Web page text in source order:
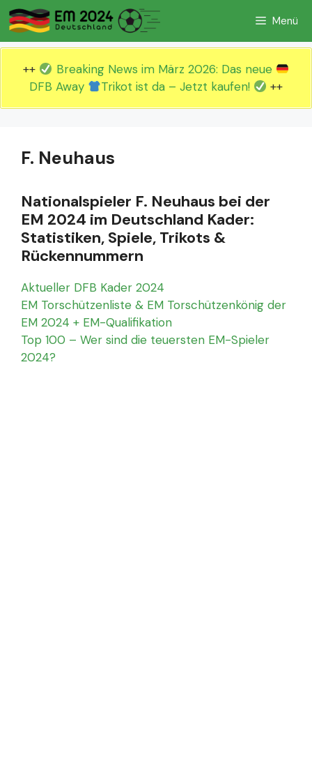
Zum
Inhalt
springen
Menü
++
Breaking News im März 2026: Das neue
DFB Away
Trikot ist da – Jetzt kaufen! ++
F. Neuhaus
Nationalspieler F. Neuhaus bei der
EM 2024 im Deutschland Kader:
Statistiken, Spiele, Trikots &
Rückennummern
Aktueller DFB Kader 2024
EM Torschützenliste & EM Torschützenkönig der
EM 2024 + EM-Qualifikation
Top 100 – Wer sind die teuersten EM-Spieler
2024?